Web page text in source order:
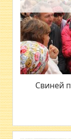
Свиней